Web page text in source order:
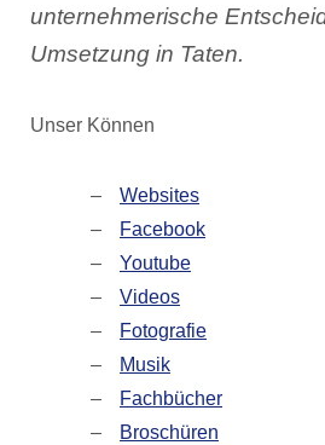
unternehmerische
Umsetzung in Taten.
Unser Können
Websites
Facebook
Youtube
Videos
Fotografie
Musik
Fachbücher
Broschüren